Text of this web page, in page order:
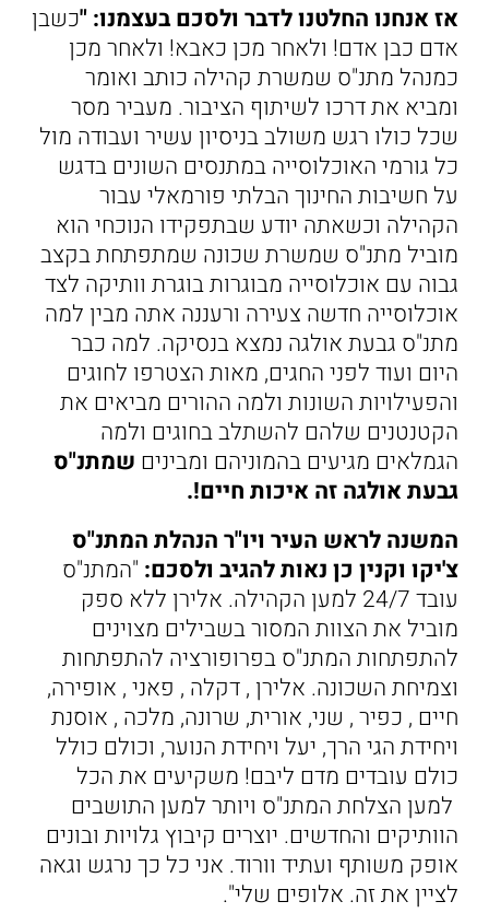
אז אנחנו החלטנו לדבר ולסכם בעצמנו: "כשבן
אדם כבן אדם! ולאחר מכן כאבא! ולאחר מכן
כמנהל מתנ"ס שמשרת קהילה כותב ואומר
ומביא את דרכו לשיתוף הציבור. מעביר מסר
שכל כולו רגש משולב בניסיון עשיר ועבודה מול
כל גורמי האוכלוסייה במתנסים השונים בדגש
על חשיבות החינוך הבלתי פורמאלי עבור
הקהילה וכשאתה יודע שבתפקידו הנוכחי הוא
מוביל מתנ"ס שמשרת שכונה שמתפתחת בקצב
גבוה עם אוכלוסייה מבוגרות בוגרת וותיקה לצד
אוכלוסייה חדשה צעירה ורעננה אתה מבין למה
מתנ"ס גבעת אולגה נמצא בנסיקה. למה כבר
היום ועוד לפני החגים, מאות הצטרפו לחוגים
והפעילויות השונות ולמה ההורים מביאים את
הקטנטנים שלהם להשתלב בחוגים ולמה
הגמלאים מגיעים בהמוניהם ומבינים שמתנ"ס
גבעת אולגה זה איכות חיים!.
המשנה לראש העיר ויו"ר הנהלת המתנ"ס
צ'יקו וקנין כן נאות להגיב ולסכם: "המתנ"ס
עובד 24/7 למען הקהילה. אלירן ללא ספק
מוביל את הצוות המסור בשבילים מצוינים
להתפתחות המתנ"ס בפרופורציה להתפתחות
וצמיחת השכונה. אלירן , דקלה , פאני , אופירה,
חיים , כפיר , שני, אורית, שרונה, מלכה , אוסנת
ויחידת הגי הרך, יעל ויחידת הנוער, וכולם כולל
כולם עובדים מדם ליבם! משקיעים את הכל
למען הצלחת המתנ"ס ויותר למען התושבים
הוותיקים והחדשים. יוצרים קיבוץ גלויות ובונים
אופק משותף ועתיד וורוד. אני כל כך נרגש וגאה
לציין את זה. אלופים שלי".